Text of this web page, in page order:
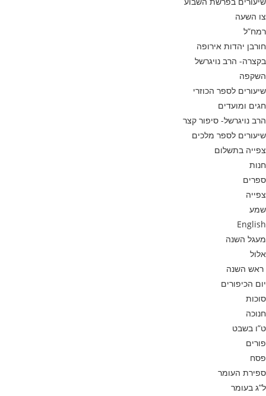
צו השעה
רמח”ל
חורבן יהדות אירופה
בקצרה- הרב נויגרשל
השקפה
שיעורים לספר הכוזרי
חגים ומועדים
הרב נויגרשל- סיפור קצר
שיעורים לספר מלכים
צפייה בתשלום
חנות
ספרים
צפייה
שמע
English
מעגל השנה
אלול
ראש השנה
יום הכיפורים
סוכות
חנוכה
ט”ו בשבט
פורים
פסח
ספירת העומר
ל”ג בעומר